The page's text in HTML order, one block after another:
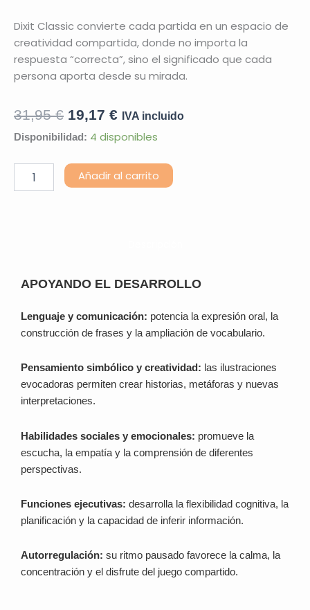
Dixit Classic convierte cada partida en un espacio de
creatividad compartida, donde no importa la
respuesta “correcta”, sino el significado que cada
persona aporta desde su mirada.
31,95€ El
precio
original
era:
19,17 €El
precio
actual
es:
IVA incluido
Disponibilidad: 4 disponibles
Dixit
cantidad
Añadir al carrito
APOYANDO EL DESARROLLO
Lenguaje y comunicación: potencia la expresión oral, la
construcción de frases y la ampliación de vocabulario.
Pensamiento simbólico y creatividad: las ilustraciones
evocadoras permiten crear historias, metáforas y nuevas
interpretaciones.
Habilidades sociales y emocionales: promueve la
escucha, la empatía y la comprensión de diferentes
perspectivas.
Funciones ejecutivas: desarrolla la flexibilidad cognitiva, la
planificación y la capacidad de inferir información.
Autorregulación: su ritmo pausado favorece la calma, la
concentración y el disfrute del juego compartido.